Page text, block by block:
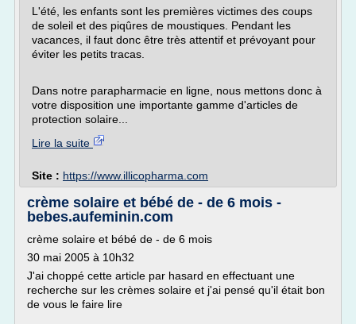
L'été, les enfants sont les premières victimes des coups
de soleil et des piqûres de moustiques. Pendant les
vacances, il faut donc être très attentif et prévoyant pour
éviter les petits tracas.
Dans notre parapharmacie en ligne, nous mettons donc à
votre disposition une importante gamme d'articles de
protection solaire...
Lire la suite
Site : https://www.illicopharma.com
crème solaire et bébé de - de 6 mois -
bebes.aufeminin.com
crème solaire et bébé de - de 6 mois
30 mai 2005 à 10h32
J'ai choppé cette article par hasard en effectuant une
recherche sur les crèmes solaire et j'ai pensé qu'il était bon
de vous le faire lire